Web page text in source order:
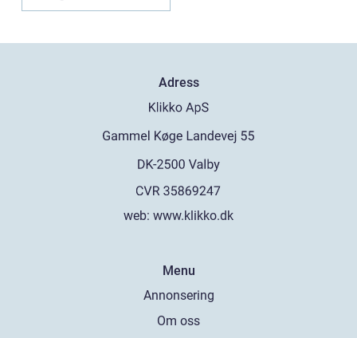
Adress
web: www.klikko.dk
Menu
Annonsering
Om oss